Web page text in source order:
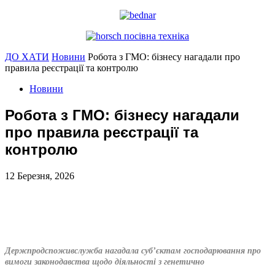
ДО ХАТИ Новини Робота з ГМО: бізнесу нагадали про
правила реєстрації та контролю
Новини
Робота з ГМО: бізнесу нагадали
про правила реєстрації та
контролю
12 Березня, 2026
Держпродспоживслужба нагадала суб’єктам господарювання про
вимоги законодавства щодо діяльності з генетично